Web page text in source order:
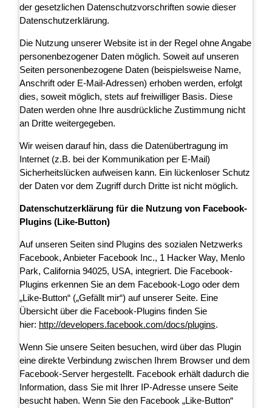
der gesetzlichen Datenschutzvorschriften sowie dieser
Datenschutzerklärung.
Die Nutzung unserer Website ist in der Regel ohne Angabe
personenbezogener Daten möglich. Soweit auf unseren
Seiten personenbezogene Daten (beispielsweise Name,
Anschrift oder E-Mail-Adressen) erhoben werden, erfolgt
dies, soweit möglich, stets auf freiwilliger Basis. Diese
Daten werden ohne Ihre ausdrückliche Zustimmung nicht
an Dritte weitergegeben.
Wir weisen darauf hin, dass die Datenübertragung im
Internet (z.B. bei der Kommunikation per E-Mail)
Sicherheitslücken aufweisen kann. Ein lückenloser Schutz
der Daten vor dem Zugriff durch Dritte ist nicht möglich.
Datenschutzerklärung für die Nutzung von Facebook-
Plugins (Like-Button)
Auf unseren Seiten sind Plugins des sozialen Netzwerks
Facebook, Anbieter Facebook Inc., 1 Hacker Way, Menlo
Park, California 94025, USA, integriert. Die Facebook-
Plugins erkennen Sie an dem Facebook-Logo oder dem
„Like-Button“ („Gefällt mir“) auf unserer Seite. Eine
Übersicht über die Facebook-Plugins finden Sie
hier: http://developers.facebook.com/docs/plugins.
Wenn Sie unsere Seiten besuchen, wird über das Plugin
eine direkte Verbindung zwischen Ihrem Browser und dem
Facebook-Server hergestellt. Facebook erhält dadurch die
Information, dass Sie mit Ihrer IP-Adresse unsere Seite
besucht haben. Wenn Sie den Facebook „Like-Button“